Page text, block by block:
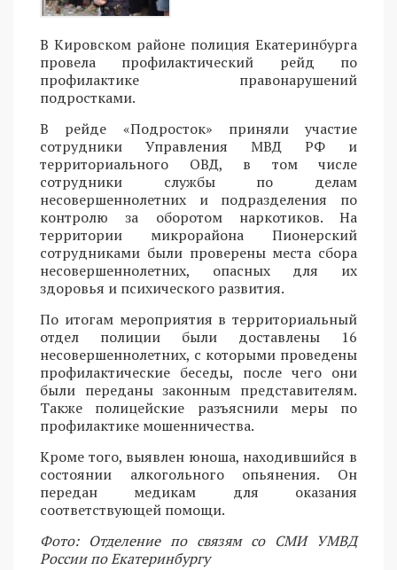
В Кировском районе полиция Екатеринбурга
провела профилактический рейд по
профилактике правонарушений
подростками.
В рейде «Подросток» приняли участие
сотрудники Управления МВД РФ и
территориального ОВД, в том числе
сотрудники службы по делам
несовершеннолетних и подразделения по
контролю за оборотом наркотиков. На
территории микрорайона Пионерский
сотрудниками были проверены места сбора
несовершеннолетних, опасных для их
здоровья и психического развития.
По итогам мероприятия в территориальный
отдел полиции были доставлены 16
несовершеннолетних, с которыми проведены
профилактические беседы, после чего они
были переданы законным представителям.
Также полицейские разъяснили меры по
профилактике мошенничества.
Кроме того, выявлен юноша, находившийся в
состоянии алкогольного опьянения. Он
передан медикам для оказания
соответствующей помощи.
Фото: Отделение по связям со СМИ УМВД
России по Екатеринбургу